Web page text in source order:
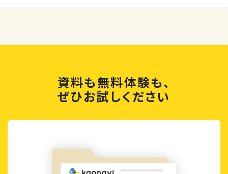
資料も無料体験も、
ぜひお試しください